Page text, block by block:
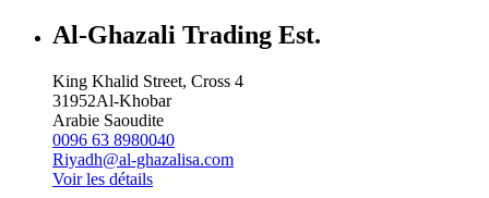
Al-Ghazali Trading Est.
King Khalid Street, Cross 4
31952Al-Khobar
Arabie Saoudite
0096 63 8980040
Riyadh@al-ghazalisa.com
Voir les détails